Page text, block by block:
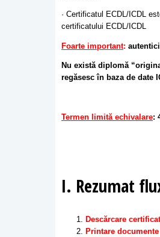
· Certificatul ECDL/ICDL
certificatului ECDL/ICDL
Foarte important:
Nu există diplomă
regăsesc în baza de date
Termen limită echivalare:
I. Rezumat
Descărcare
Printare documente